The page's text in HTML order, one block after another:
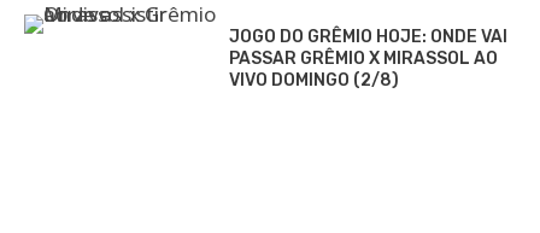
JOGO DO GRÊMIO HOJE: ONDE VAI
PASSAR GRÊMIO X MIRASSOL AO
VIVO DOMINGO (2/8)